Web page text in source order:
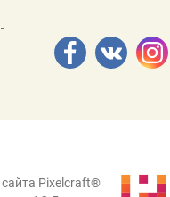
Pixelcraft®